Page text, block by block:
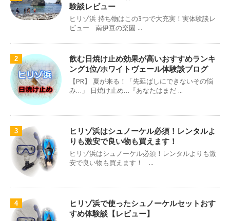
験談レビュー
ヒリゾ浜 持ち物はこの3つで大充実！実体験談レ
ビュー 南伊豆の楽園 ...
2
飲む日焼け止め効果が高いおすすめランキ
ング1位/ホワイトヴェール体験談ブログ
【PR】 夏が来る！「先延ばしにできないその悩
み…」 日焼け止め…『あなたはまだ ...
3
ヒリゾ浜はシュノーケル必須！レンタルよ
りも激安で良い物も買えます！
ヒリゾ浜はシュノーケル必須！レンタルよりも激
安で良い物も買えます！ ...
4
ヒリゾ浜で使ったシュノーケルセットおす
すめ体験談【レビュー】